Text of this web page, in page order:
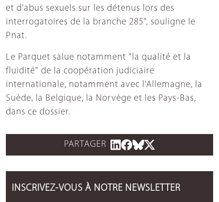
et d'abus sexuels sur les détenus lors des
interrogatoires de la branche 285", souligne le
Pnat.
Le Parquet salue notamment "la qualité et la
fluidité" de la coopération judiciaire
internationale, notamment avec l'Allemagne, la
Suède, la Belgique, la Norvège et les Pays-Bas,
dans ce dossier.
PARTAGER
INSCRIVEZ-VOUS À NOTRE NEWSLETTER